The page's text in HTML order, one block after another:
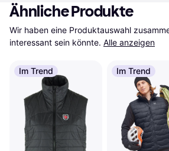
Ähnliche Produkte
Wir haben eine Produktauswahl
interessant sein könnte. Alle anzeigen
Im Trend Im Trend